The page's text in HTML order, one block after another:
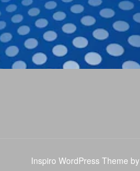
Inspiro WordPress Theme by